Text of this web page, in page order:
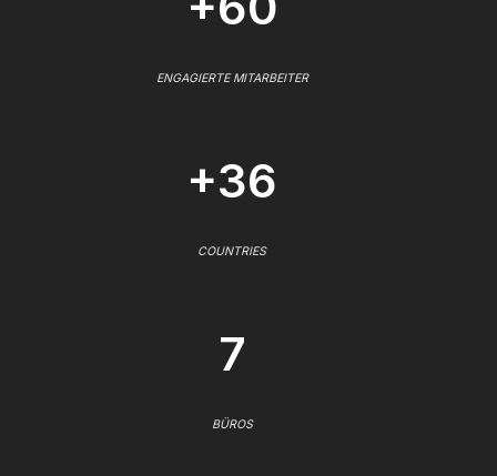
ENGAGIERTE MITARBEITER
+36
COUNTRIES
7
BÜROS